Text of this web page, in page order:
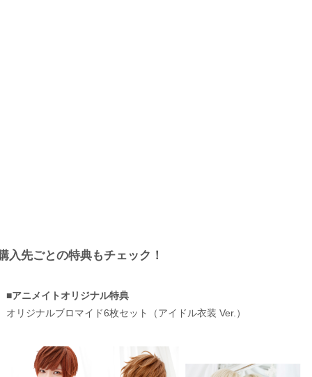
入先ごとの特典もチェック！
■アニメイトオリジナル特典
オリジナルブロマイド6枚セット（アイドル衣装 Ver.）